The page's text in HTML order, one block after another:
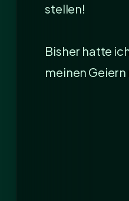
stellen!
Bisher hatte
meinen